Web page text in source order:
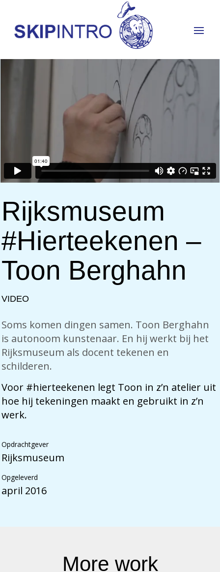
Rijksmuseum
#hierteekenen –
Toon Berghahn
VIDEO
Soms komen dingen samen. Toon Berghahn
is autonoom kunstenaar. En hij werkt bij het
Rijksmuseum als docent tekenen en
schilderen.
Voor #hierteekenen legt Toon in z’n atelier uit
hoe hij tekeningen maakt en gebruikt in z’n
werk.
Opdrachtgever
Rijksmuseum
Opgeleverd
april 2016
More work